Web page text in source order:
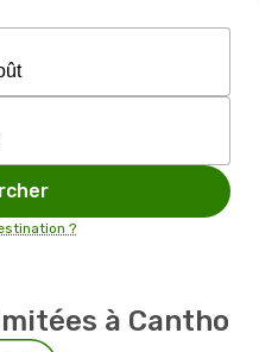
?
à Cantho